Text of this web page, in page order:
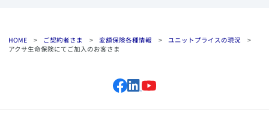
HOME > ご契約者さま > 変額保険各種情報 > ユニットプライスの現況
>
アクサ生命保険にてご加入のお客さま